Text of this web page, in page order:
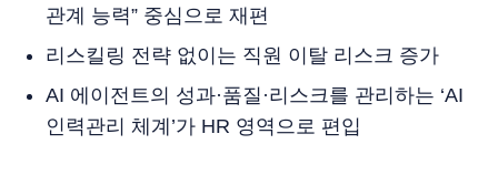
관계 능력” 중심으로 재편
리스킬링 전략 없이는 직원 이탈 리스크 증가
AI 에이전트의 성과·품질·리스크를 관리하는 ‘AI
인력관리 체계’가 HR 영역으로 편입